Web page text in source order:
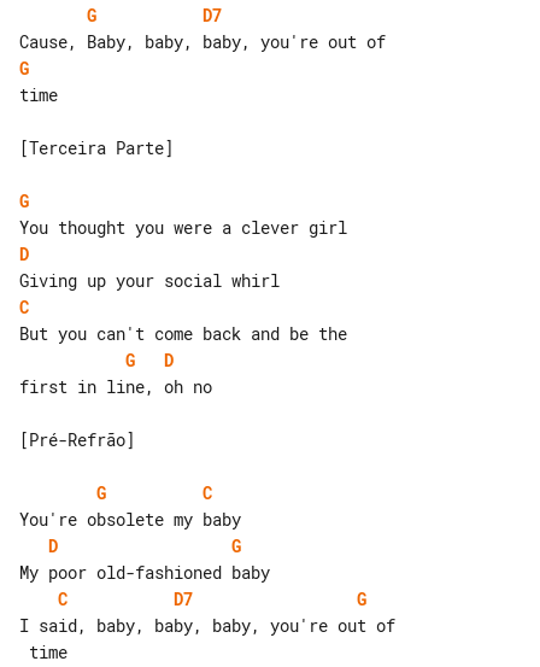
G
D7
G
time
[Terceira Parte]
G
D
C
G
D
first in line, oh no
[Pré-Refrão]
G
C
D
G
C
D7
G
I said, baby, baby, baby, you're out of